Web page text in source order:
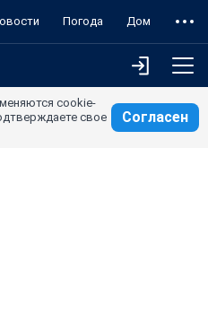
Погода Дом
cookie-
свое
Согласен